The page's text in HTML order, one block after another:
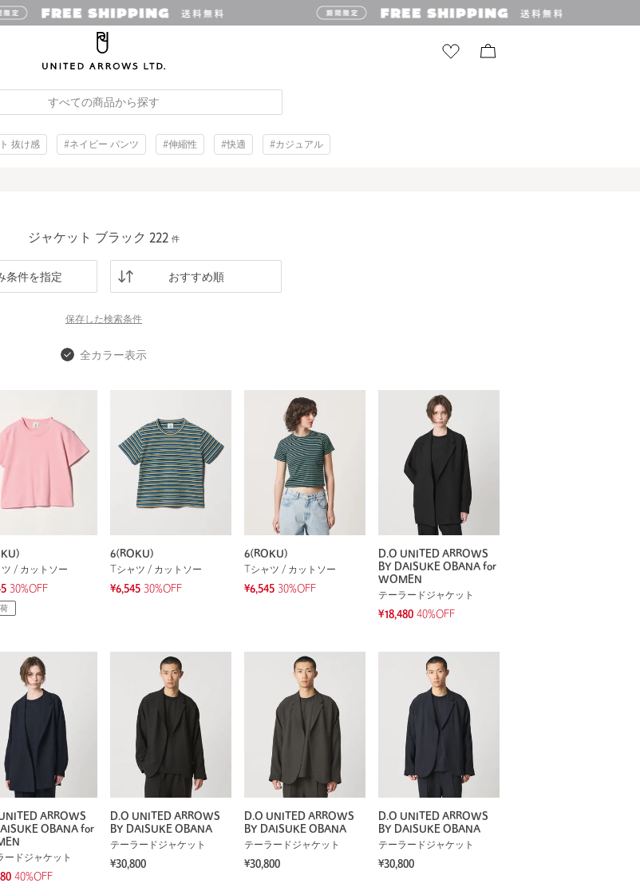
すべての商品から探す
抜け感 #ネイビー パンツ #伸縮性 #快適 #カジュアル
ジャケット ブラック 222 件
条件を指定 おすすめ順
保存した検索条件
全カラー表示
ツ / カットソー
30%OFF
6(ROKU)
Tシャツ / カットソー
¥6,545 30%OFF
6(ROKU)
Tシャツ / カットソー
¥6,545 30%OFF
D.O UNITED ARROWS
BY DAISUKE OBANA for
WOMEN
テーラードジャケット
¥18,480 40%OFF
ARROWS
OBANA for
ードジャケット
40%OFF
D.O UNITED ARROWS
BY DAISUKE OBANA
テーラードジャケット
¥30,800
D.O UNITED ARROWS
BY DAISUKE OBANA
テーラードジャケット
¥30,800
D.O UNITED ARROWS
BY DAISUKE OBANA
テーラードジャケット
¥30,800